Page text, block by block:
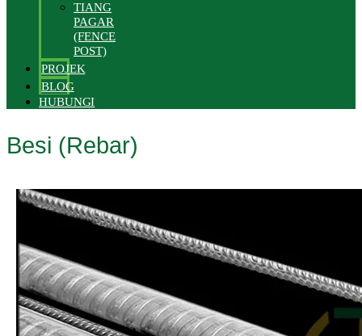
TIANG
PAGAR
(FENCE
POST)
PROJEK
BLOG
HUBUNGI
Besi (Rebar)